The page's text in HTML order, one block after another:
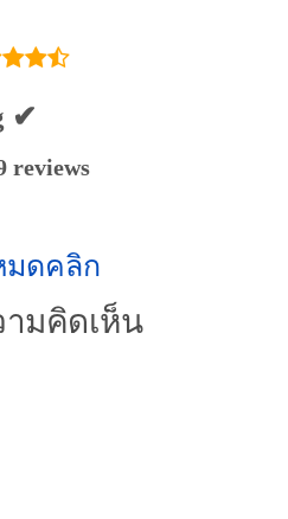
✔
reviews
มดคลิก
มคิดเห็น